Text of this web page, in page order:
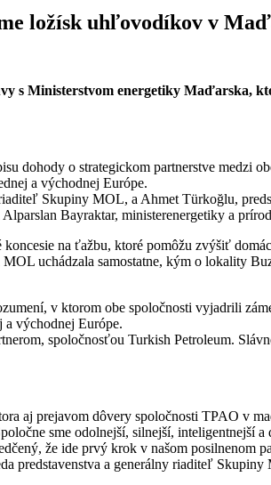
ložísk uhľovodíkov v
s Ministerstvom energetiky Maďarska,
dohody o strategickom partnerstve medzi
a východnej Európe.
Skupiny MOL, a Ahmet Türkoğlu,
Bayraktar, ministerenergetiky a
na ťažbu, ktoré pomôžu zvýšiť
uchádzala samostatne, kým o lokality
v ktorom obe spoločnosti vyjadrili
východnej Európe.
spoločnosťou Turkish Petroleum.
aj prejavom dôvery spoločnosti TPAO v
sme odolnejší, silnejší, inteligentnejší
že ide prvý krok v našom posilnenom
predstavenstva a generálny riaditeľ Skupiny